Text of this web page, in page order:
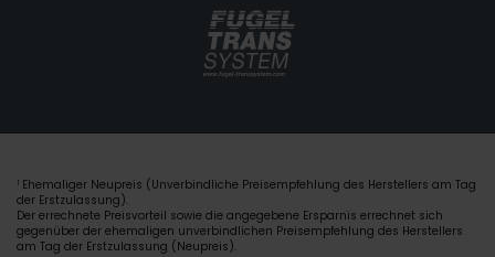
1 Ehemaliger Neupreis (Unverbindliche Preisempfehlung des Herstellers am Tag
der Erstzulassung).
Der errechnete Preisvorteil sowie die angegebene Ersparnis errechnet sich
gegenüber der ehemaligen unverbindlichen Preisempfehlung des Herstellers
am Tag der Erstzulassung (Neupreis).